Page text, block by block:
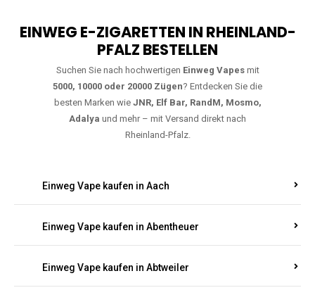
EINWEG E-ZIGARETTEN IN RHEINLAND-
PFALZ BESTELLEN
Suchen Sie nach hochwertigen Einweg Vapesmit
5000, 10000 oder 20000 Zügen? Entdecken Sie die
besten Marken wie JNR, Elf Bar, RandM, Mosmo,
Adalya und mehr – mit Versand direkt nach
Rheinland-Pfalz.
Einweg Vape kaufen in Aach
Einweg Vape kaufen in Abentheuer
Einweg Vape kaufen in Abtweiler